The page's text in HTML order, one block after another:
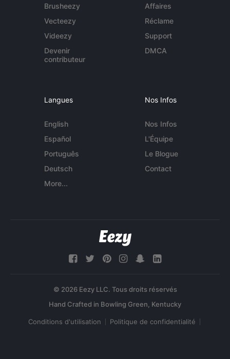
Brusheezy
Vecteezy
Videezy
Devenir
contributeur
Affaires
Réclame
Support
DMCA
Langues
English
Español
Português
Deutsch
More...
Nos Infos
Nos Infos
L'Équipe
Le Blogue
Contact
© 2026 Eezy LLC. Tous droits réservés
Conditions d'utilisation Politique de confidentialité